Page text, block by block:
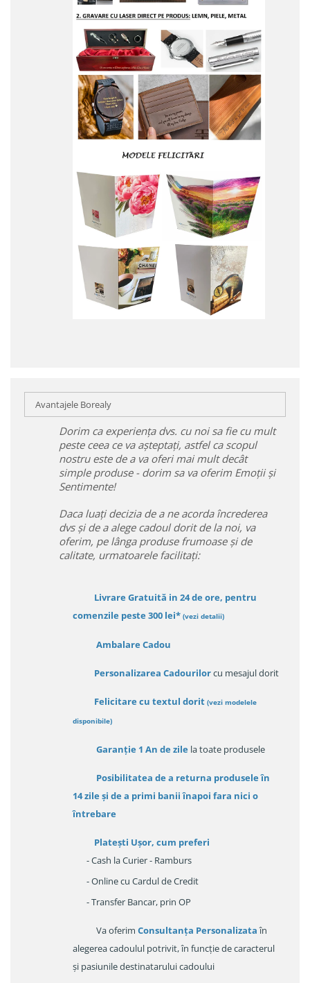
Avantajele Borealy
Dorim ca experiența dvs. cu noi sa fie cu mult
peste ceea ce va așteptați, astfel ca scopul
nostru este de a va oferi mai mult decât
simple produse - dorim sa va oferim Emoții și
Sentimente!
Daca luați decizia de a ne acorda încrederea
dvs și de a alege cadoul dorit de la noi, va
oferim, pe lânga produse frumoase și de
calitate, urmatoarele facilitați:
Livrare Gratuită in 24 de ore, pentru
comenzile peste 300 lei* (vezi detalii)
Ambalare Cadou
Personalizarea Cadourilorcu mesajul dorit
Felicitare cu textul dorit (vezi modelele
disponibile)
Garanție 1 An de zile la toate produsele
Posibilitatea de a returna produsele în
14 zileși de a primi banii înapoi fara nici o
întrebare
Platești Ușor, cum preferi
- Cash la Curier - Ramburs
- Online cu Cardul de Credit
- Transfer Bancar, prin OP
Va oferim Consultanța Personalizataîn
alegerea cadoulul potrivit, în funcție de caracterul
și pasiunile destinatarului cadoului